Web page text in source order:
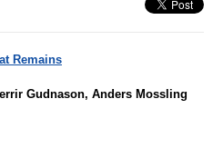
Remains
Gudnason, Anders Mossling